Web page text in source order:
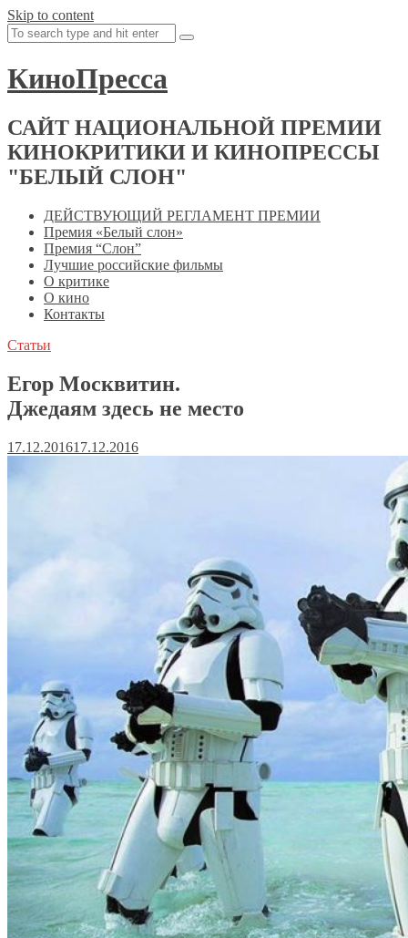
Skip to content
КиноПресса
САЙТ НАЦИОНАЛЬНОЙ ПРЕМИИ
КИНОКРИТИКИ И КИНОПРЕССЫ
"БЕЛЫЙ СЛОН"
ДЕЙСТВУЮЩИЙ РЕГЛАМЕНТ ПРЕМИИ
Премия «Белый слон»
Премия “Слон”
Лучшие российские фильмы
О критике
О кино
Контакты
Статьи
Егор Москвитин.
Джедаям здесь не место
17.12.201617.12.2016